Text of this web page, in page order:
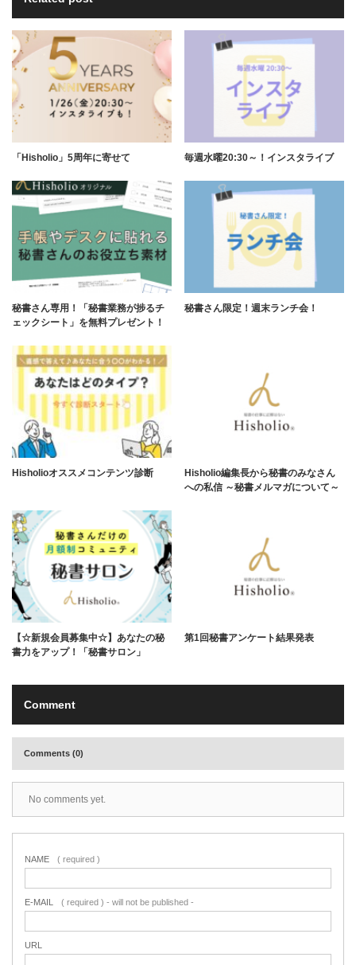
「Hisholio」5周年に寄せて 毎週水曜20:30～！インスタライブ
秘書さん専用！「秘書業務が捗るチ
ェックシート」を無料プレゼント！
秘書さん限定！週末ランチ会！
Hisholioオススメコンテンツ診断
Hisholio編集長から秘書のみなさん
への私信 ～秘書メルマガについて～
【☆新規会員募集中☆】あなたの秘
書力をアップ！「秘書サロン」
第1回秘書アンケート結果発表
Comment
Comments (0)
No comments yet.
NAME ( required )
E-MAIL ( required ) - will not be published -
URL